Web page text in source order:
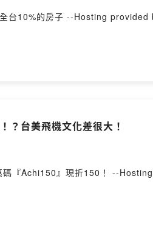
台10%的房子 --Hosting provided
？台美飛機文化差很大！
『Achi150』現折150！ --